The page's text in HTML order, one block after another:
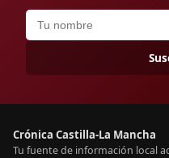
Crónica Castilla-La Mancha
Tu fuente de información local